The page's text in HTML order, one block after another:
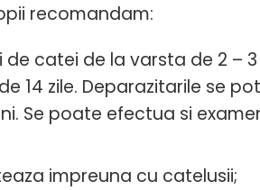
recomandam:
catei de la varsta de 2 –
14 zile. Deparazitarile se
Se poate efectua si
impreuna cu catelusii;